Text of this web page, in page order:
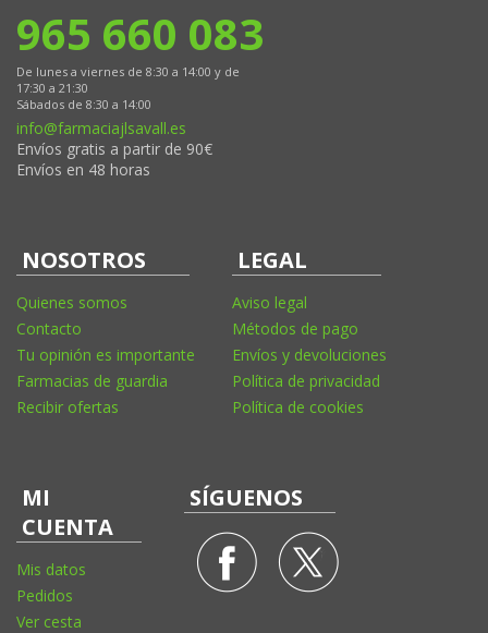
965 660 083
De lunes a viernes de 8:30 a 14:00 y de
17:30 a 21:30
Sábados de 8:30 a 14:00
info@farmaciajlsavall.es
Envíos gratis a partir de 90€
Envíos en 48 horas
NOSOTROS
Quienes somos
Contacto
Tu opinión es importante
Farmacias de guardia
Recibir ofertas
LEGAL
Aviso legal
Métodos de pago
Envíos y devoluciones
Política de privacidad
Política de cookies
MI
CUENTA
Mis datos
Pedidos
Ver cesta
SÍGUENOS